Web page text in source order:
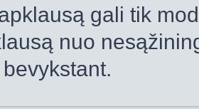
gali tik
nuo